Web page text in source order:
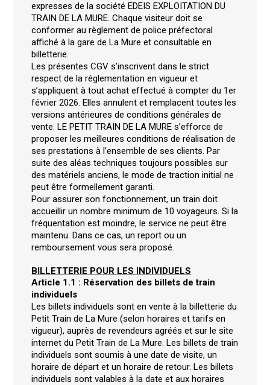
expresses de la société EDEIS EXPLOITATION DU
TRAIN DE LA MURE. Chaque visiteur doit se
conformer au règlement de police préfectoral
affiché à la gare de La Mure et consultable en
billetterie.
Les présentes CGV s’inscrivent dans le strict
respect de la réglementation en vigueur et
s’appliquent à tout achat effectué à compter du 1er
février 2026. Elles annulent et remplacent toutes les
versions antérieures de conditions générales de
vente. LE PETIT TRAIN DE LA MURE s’efforce de
proposer les meilleures conditions de réalisation de
ses prestations à l’ensemble de ses clients. Par
suite des aléas techniques toujours possibles sur
des matériels anciens, le mode de traction initial ne
peut être formellement garanti.
Pour assurer son fonctionnement, un train doit
accueillir un nombre minimum de 10 voyageurs. Si la
fréquentation est moindre, le service ne peut être
maintenu. Dans ce cas, un report ou un
remboursement vous sera proposé.
BILLETTERIE POUR LES INDIVIDUELS
Article 1.1 : Réservation des billets de train
individuels
Les billets individuels sont en vente à la billetterie du
Petit Train de La Mure (selon horaires et tarifs en
vigueur), auprès de revendeurs agréés et sur le site
internet du Petit Train de La Mure. Les billets de train
individuels sont soumis à une date de visite, un
horaire de départ et un horaire de retour. Les billets
individuels sont valables à la date et aux horaires